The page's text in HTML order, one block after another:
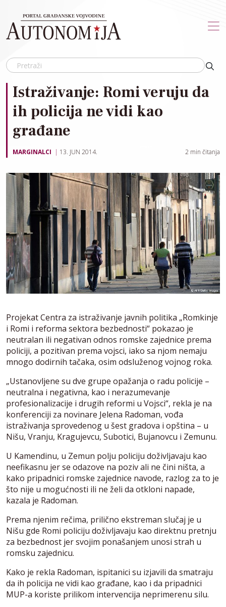
Istraživanje: Romi veruju da
ih policija ne vidi kao
građane
MARGINALCI 13. JUN 2014. 2 min čitanja
Projekat Centra za istraživanje javnih politika „Romkinje
i Romi i reforma sektora bezbednosti“ pokazao je
neutralan ili negativan odnos romske zajednice prema
policiji, a pozitivan prema vojsci, iako sa njom nemaju
mnogo dodirnih tačaka, osim odsluženog vojnog roka.
„Ustanovljene su dve grupe opažanja o radu policije –
neutralna i negativna, kao i nerazumevanje
profesionalizacije i drugih reformi u Vojsci“, rekla je na
konferenciji za novinare Jelena Radoman, vođa
istraživanja sprovedenog u šest gradova i opština – u
Nišu, Vranju, Kragujevcu, Subotici, Bujanovcu i Zemunu.
U Kamendinu, u Zemun polju policiju doživljavaju kao
neefikasnu jer se odazove na poziv ali ne čini ništa, a
kako pripadnici romske zajednice navode, razlog za to je
što nije u mogućnosti ili ne želi da otkloni napade,
kazala je Radoman.
Prema njenim rečima, prilično ekstreman slučaj je u
Nišu gde Romi policiju doživljavaju kao direktnu pretnju
za bezbednost jer svojim ponašanjem unosi strah u
romsku zajednicu.
Kako je rekla Radoman, ispitanici su izjavili da smatraju
da ih policija ne vidi kao građane, kao i da pripadnici
MUP-a koriste prilikom intervencija neprimerenu silu.